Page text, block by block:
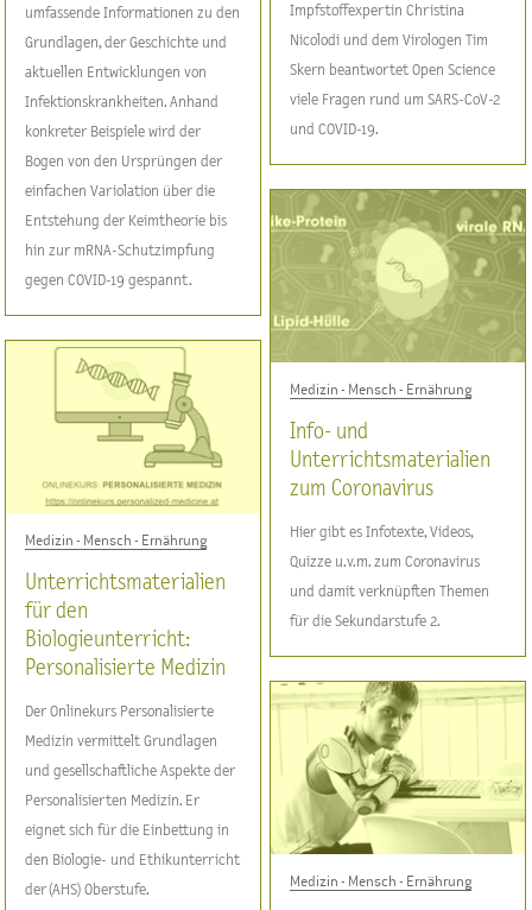
Impfstoffexpertin Christina
Nicolodi und dem Virologen Tim
Skern beantwortet Open Science
viele Fragen rund um SARS-CoV-2
und COVID-19.
umfassende Informationen zu den
Grundlagen, der Geschichte und
aktuellen Entwicklungen von
Infektionskrankheiten. Anhand
konkreter Beispiele wird der
Bogen von den Ursprüngen der
einfachen Variolation über die
Entstehung der Keimtheorie bis
hin zur mRNA-Schutzimpfung
gegen COVID-19 gespannt.
Medizin - Mensch - Ernährung
Info- und
Unterrichtsmaterialien
zum Coronavirus
Hier gibt es Infotexte, Videos,
Quizze u.v.m. zum Coronavirus
und damit verknüpften Themen
für die Sekundarstufe 2.
Medizin - Mensch - Ernährung
Unterrichtsmaterialien
für den
Biologieunterricht:
Personalisierte Medizin
Der Onlinekurs Personalisierte
Medizin vermittelt Grundlagen
und gesellschaftliche Aspekte der
Personalisierten Medizin. Er
eignet sich für die Einbettung in
den Biologie- und Ethikunterricht
der (AHS) Oberstufe.
Medizin - Mensch - Ernährung